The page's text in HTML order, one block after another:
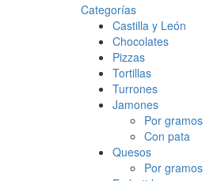
Categorías
Castilla y León
Chocolates
Pizzas
Tortillas
Turrones
Jamones
Por gramos
Con pata
Quesos
Por gramos